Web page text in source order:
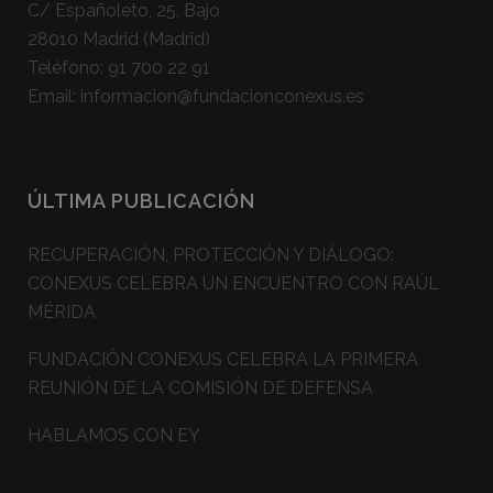
C/ Españoleto, 25, Bajo
28010 Madrid (Madrid)
Teléfono: 91 700 22 91
Email: informacion@fundacionconexus.es
ÚLTIMA PUBLICACIÓN
RECUPERACIÓN, PROTECCIÓN Y DIÁLOGO:
CONEXUS CELEBRA UN ENCUENTRO CON RAÚL
MÉRIDA
FUNDACIÓN CONEXUS CELEBRA LA PRIMERA
REUNIÓN DE LA COMISIÓN DE DEFENSA
HABLAMOS CON EY